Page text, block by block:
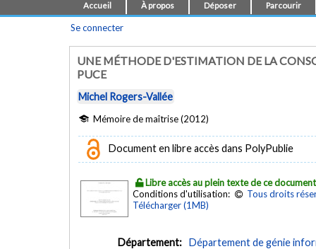
Accueil À propos Déposer Parcourir
Se connecter
UNE MÉTHODE D'ESTIMATION DE LA
PUCE
Michel Rogers-Vallée
Mémoire de maîtrise (2012)
Document en libre accès dans PolyPublie
Libre accès au plein texte de ce document
Conditions d'utilisation:
Tous droits
Télécharger (1MB)
Département: Département de génie